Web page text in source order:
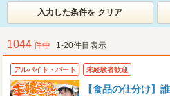
入力した条件を クリア
1044 件中 1-20件目表示
アルバイト・パート 未経験者歓迎
【食品の仕分け】